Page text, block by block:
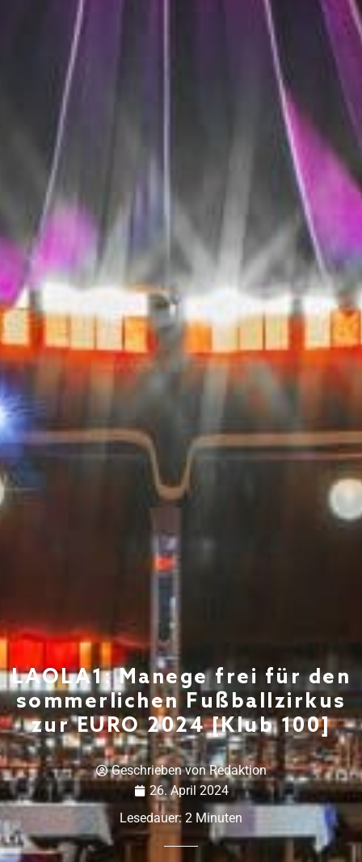
LAOLA1: Manege frei für den
sommerlichen Fußballzirkus
zur EURO 2024 [Klub 100]
Geschrieben vonRedaktion
26. April 2024
Lesedauer: 2 Minuten